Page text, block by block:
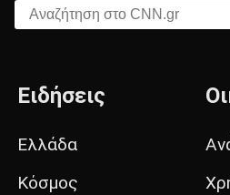
Αναζήτηση στο CNN.gr
Ειδήσεις
Ελλάδα
Κόσμος